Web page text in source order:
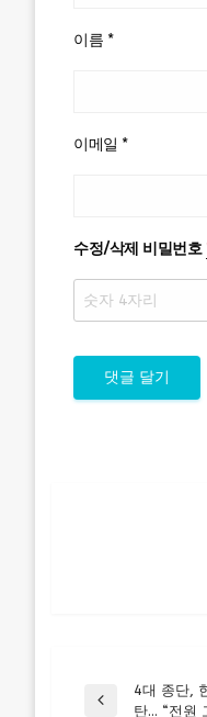
이름 *
이메일 *
수정/삭제 비밀번호
Previous
4대 종단,
탄… “전원